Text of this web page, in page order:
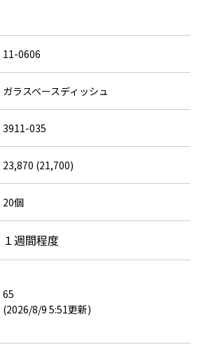
11-0606
ガラスベースディッシュ
3911-035
23,870 (21,700)
20個
１週間程度
65
(2026/8/9 5:51更新)